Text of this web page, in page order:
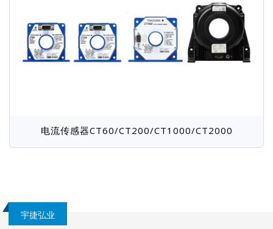
电流传感器CT60/CT200/CT1000/CT2000
宇捷弘业